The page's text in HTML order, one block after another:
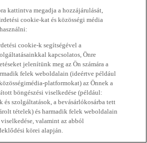
kattintva megadja a hozzájárulását,
cookie-kat és közösségi média
cookie-k segítségével a
kapcsolatos, Önre
jelenítünk meg az Ön számára a
felek weboldalain (ideértve például
platformokat) az Önnek a
böngészési viselkedése (például:
és szolgáltatások, a bevásárlókosárba tett
tételek) és harmadik felek weboldalain
valamint az abból
körei alapján.